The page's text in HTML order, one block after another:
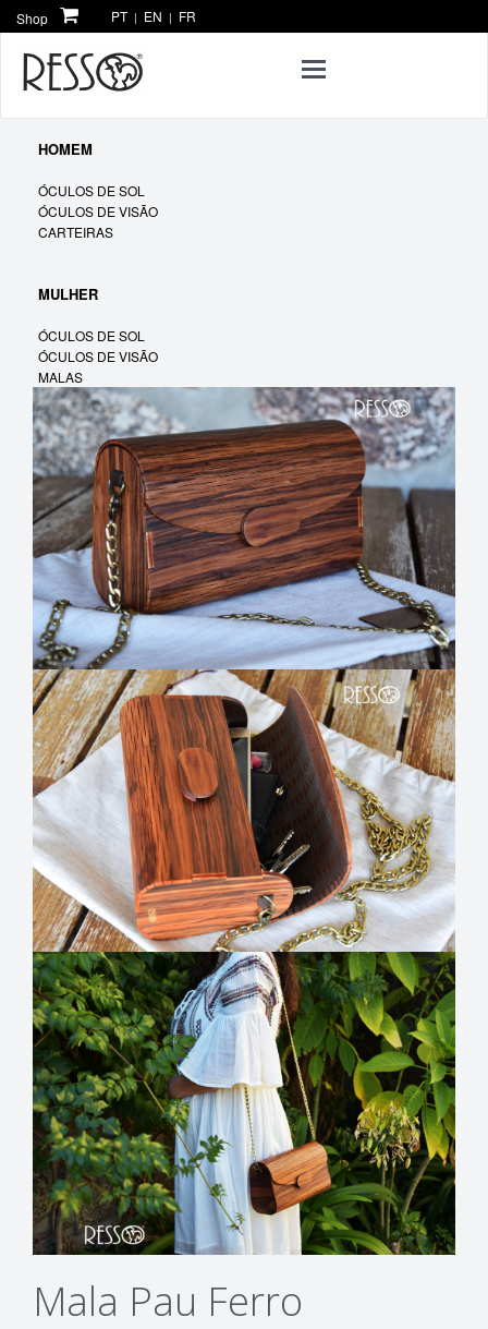
Shop PT| EN | FR
HOMEM
ÓCULOS DE SOL
ÓCULOS DE VISÃO
CARTEIRAS
MULHER
ÓCULOS DE SOL
ÓCULOS DE VISÃO
MALAS
Mala Pau Ferro